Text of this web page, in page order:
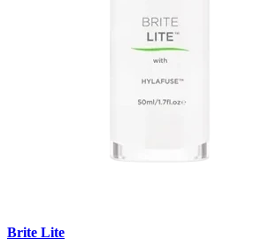
Brite Lite